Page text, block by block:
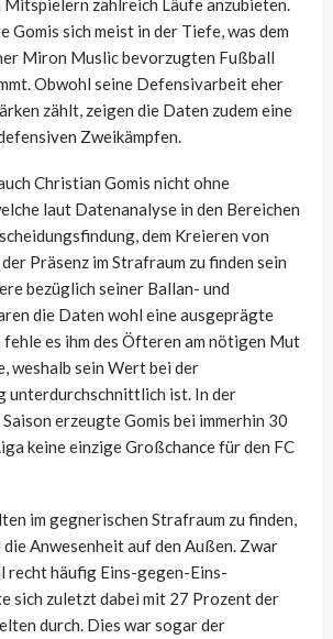
Mitspielern zahlreich Läufe anzubieten.
Gomis sich meist in der Tiefe, was dem
Miron Muslic bevorzugten Fußball
Obwohl seine Defensivarbeit eher
zählt, zeigen die Daten zudem eine
Zweikämpfen.
Christian Gomis nicht ohne
laut Datenanalyse in den Bereichen
dem Kreieren von
Präsenz im Strafraum zu finden sein
bezüglich seiner Ballan- und
die Daten wohl eine ausgeprägte
fehle es ihm des Öfteren am nötigen Mut
weshalb sein Wert bei der
unterdurchschnittlich ist. In der
erzeugte Gomis bei immerhin 30
keine einzige Großchance für den FC
im gegnerischen Strafraum zu finden,
Anwesenheit auf den Außen. Zwar
recht häufig Eins-gegen-Eins-
sich zuletzt dabei mit 27 Prozent der
durch. Dies war sogar der